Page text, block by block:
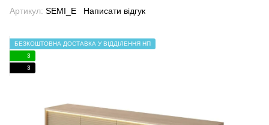
Артикул: SEMI_E Написати відгук
БЕЗКОШТОВНА ДОСТАВКА У ВІДДІЛЕННЯ НП
3
3